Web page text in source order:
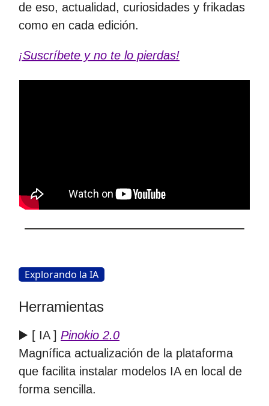
de eso, actualidad, curiosidades y frikadas
como en cada edición.
¡Suscríbete y no te lo pierdas!
Explorando la IA
Herramientas
▶️ [ IA ] Pinokio 2.0
Magnífica actualización de la plataforma
que facilita instalar modelos IA en local de
forma sencilla.